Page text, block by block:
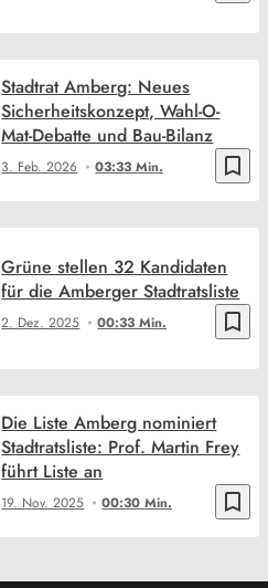
bookmark_border
3. Feb. 2026 03:33 Min.
Stadtrat Amberg: Neues
Sicherheitskonzept, Wahl-O-
Mat-Debatte und Bau-Bilanz
bookmark_border
2. Dez. 2025 00:33 Min.
Grüne stellen 32 Kandidaten
für die Amberger Stadtratsliste
bookmark_border
19. Nov. 2025 00:30 Min.
Die Liste Amberg nominiert
Stadtratsliste: Prof. Martin Frey
führt Liste an